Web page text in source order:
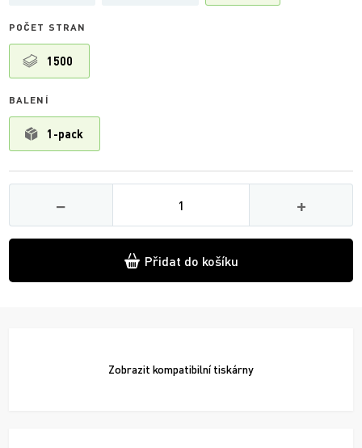
POČET STRAN
1500
BALENÍ
1-pack
−
Množství
+
Přidat do košíku
Zobrazit kompatibilní tiskárny